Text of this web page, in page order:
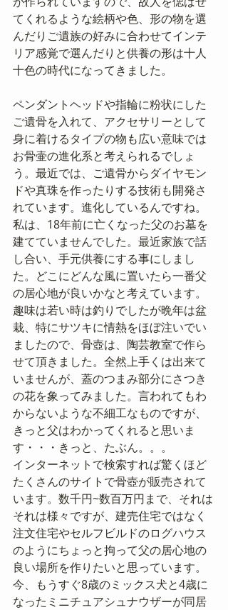
てくれるような絵柄や色、形の物を選
んだりご遺族の好みに合わせてインテ
リア感覚で選んだりと供養の形は十人
十色の時代になってきました。
ペンダントヘッドや指輪に粉状にした
ご遺骨を入れて、アクセサリーとして
身に着けるタイプの物も広い意味では
お骨壷の進化系と考えられるでしょ
う。最近では、ご遺骨からダイヤモン
ドや真珠を作ったりする技術も開発さ
れています。進化しているんですね。
私は、18年前に亡くなった父のお墓を
建てていませんでした。最近家族で話
し合い、手元供養にする事にしまし
た。どこにどんな風に置いたら一番父
の居心地が良いかなと考えています。
趣味は若い時は釣りでしたが晩年は盆
栽、特にサツキに情熱をほぼ注いでい
ましたので、骨壺は、陶芸教室で作ら
せて頂きました。全然上手くは出来て
いませんが、蓋のつまみ部分にさつき
の花を象ってみました。言われてもわ
からないような不細工なものですが、
きっと父はわかってくれると思いま
す・・・きっと、たぶん。。。
インターネットで検索すれば驚くほど
たくさんのサイトで骨壺が販売されて
います。数千円~数百万円まで、それは
それは様々ですが、建売住宅ではなく
注文住宅やセルフビルドのログハウス
のようにちょっと拘って父の居心地の
良い場所を作りたいと思っています。
今、もうすぐ8歳のミックス犬と4歳に
なったミニチュアシュナウザーが同居